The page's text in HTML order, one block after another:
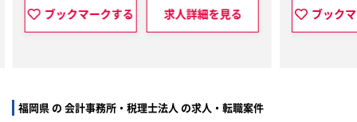
ブックマークする 求人詳細を見る
福岡県 の 会計事務所・税理士法人 の求人・転職案件